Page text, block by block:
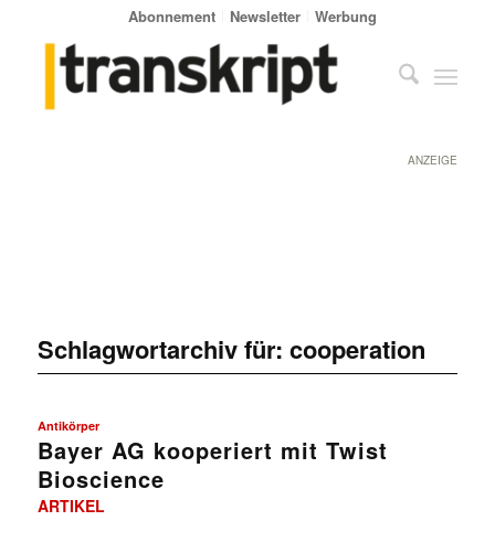
Abonnement Newsletter Werbung
ANZEIGE
Schlagwortarchiv für: cooperation
Antikörper
Bayer AG kooperiert mit Twist
Bioscience
ARTIKEL